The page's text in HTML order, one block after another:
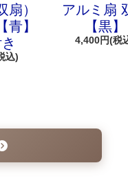
扇）
青】
込)
アルミ扇
【黒】
4,400円(税